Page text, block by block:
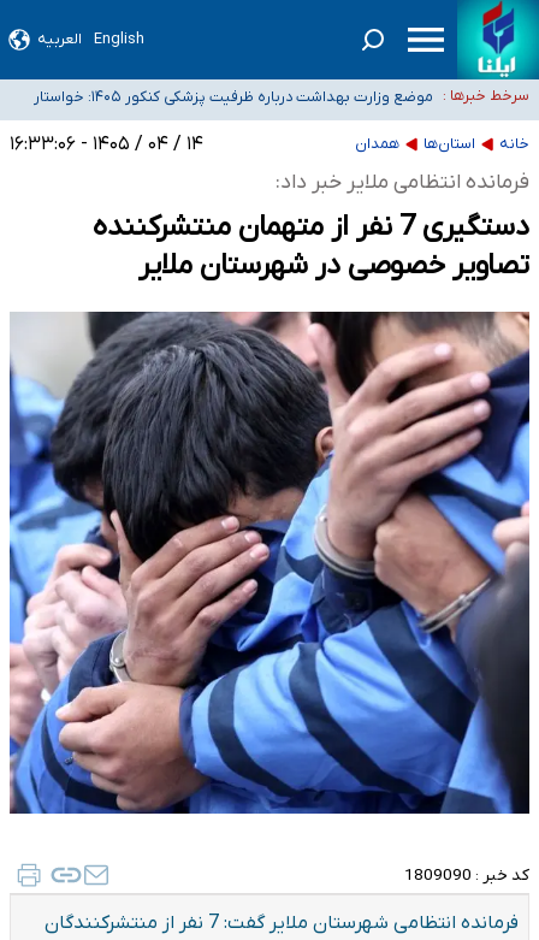
English العربیه
سرخط خبرها :
۴۰ تا ۵۰ روز گرمای نسبی در پیش داریم/ دمای تهران به ۳۸ درجه می‌رسد
موضع وزارت بهداشت درباره ظرفیت پزشکی کنکور ۱۴۰۵: خواستار
اصلاح ظرفیت‌ها هستیم، اما هنوز پاسخ مشخصی نگرفته‌ایم
تعویق آزمون ورودی دکترای تخصصی فرماندهی صحنه عملیات و
دکترای تخصصی جغرافیای نظامی دافوس آجا
خبرنگاران راویان حقیقت با دغدغه نان، مسکن و بیمه
آخرین وضعیت شیوع عفونت‌های تنفسی در کشور/ خوزستان و کرمان بالاتر از
خانه استان‌ها همدان ۱۴ / ۰۴ / ۱۴۰۵ - ۱۶:۳۳:۰۶
فرمانده انتظامی ملایر خبر داد:
دستگیری 7 نفر از متهمان منتشرکننده
تصاویر خصوصی در شهرستان ملایر
کد خبر : 1809090
فرمانده انتظامی شهرستان ملایر گفت: 7 نفر از منتشرکنندگان